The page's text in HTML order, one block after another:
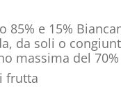
85% e 15%
da soli o
massima del
frutta